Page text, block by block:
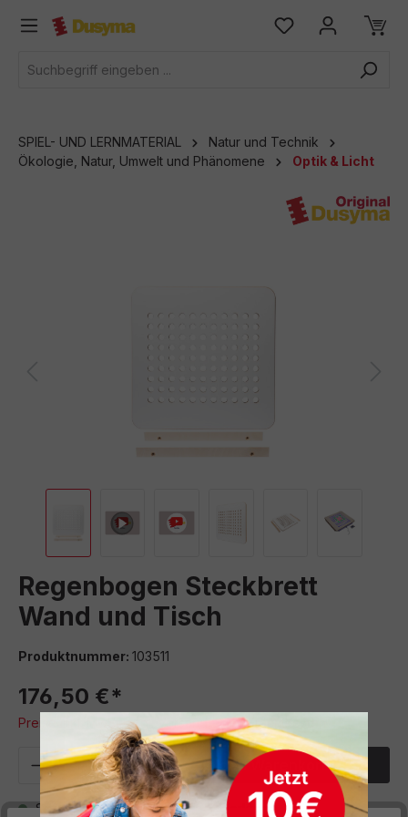
springen
SPIEL- UND LERNMATERIAL
Natur und Technik
Ökologie, Natur, Umwelt und Phänomene
Optik & Licht
Regenbogen Steckbrett
Wand und Tisch
Produktnummer: 103511
176,50 €*
Preise inkl. MwSt. zzgl. Versand- bzw. Frachtkosten
Produkt Anzahl: Gib denIn den Warenkorb
Sofort verfügbar, Lieferzeit: 5 Werktage